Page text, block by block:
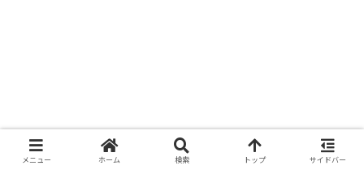
メニュー ホーム 検索 トップ サイドバー